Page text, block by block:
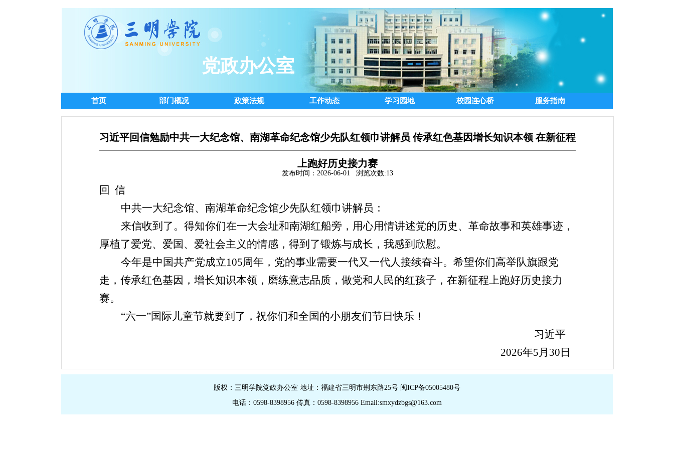
党政办公室
首页 部门概况 政策法规 工作动态 学习园地 校园连心桥 服务指南
习近平回信勉励中共一大纪念馆、南湖革命纪念馆少先队红领巾讲解员 传承红色基因增长知识本领 在新征程
上跑好历史接力赛
发布时间：2026-06-01 浏览次数:13
回 信
中共一大纪念馆、南湖革命纪念馆少先队红领巾讲解员：
来信收到了。得知你们在一大会址和南湖红船旁，用心用情讲述党的历史、革命故事和英雄事迹，
厚植了爱党、爱国、爱社会主义的情感，得到了锻炼与成长，我感到欣慰。
今年是中国共产党成立105周年，党的事业需要一代又一代人接续奋斗。希望你们高举队旗跟党
走，传承红色基因，增长知识本领，磨练意志品质，做党和人民的红孩子，在新征程上跑好历史接力
赛。
“六一”国际儿童节就要到了，祝你们和全国的小朋友们节日快乐！
习近平
2026年5月30日
版权：三明学院党政办公室 地址：福建省三明市荆东路25号 闽ICP备05005480号
电话：0598-8398956 传真：0598-8398956 Email:smxydzbgs@163.com